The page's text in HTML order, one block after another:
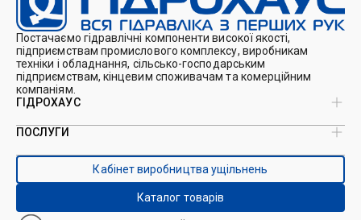
Постачаємо гідравлічні компоненти високої якості,
підприємствам промислового комплексу, виробникам
техніки і обладнання, сільсько-господарським
підприємствам, кінцевим споживачам та комерційним
компаніям.
ГІДРОХАУС
Про нас
Каталоги
Контакти
ПОСЛУГИ
Виробництво ущільнень
Виробництво гідроциліндрів
Ремонт гідроциліндрів
Ремонт і виготовлення РВТ
Кабінет виробництва ущільнень
Каталог товарів